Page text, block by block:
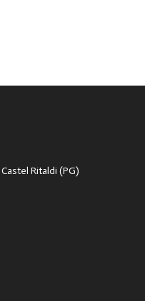
Castel Ritaldi (PG)